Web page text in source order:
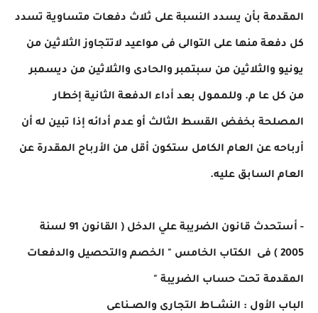
المقدمة بأن يسدد النسبة على ثلاث دفعات متساوية تسدد
كل دفعة منها على التوالى فى مواعيد لاتتجاوز الثلاثين من
يونيو والثلاثين من سبتمبر والحادى والثلاثين من ديسمبر
من كل عا م. وللممول بعد أداء الدفعة الثانية إخطار
المصلحة بخفض القسط الثالث أو عدم أدائه إذا تبين له أن
أرباحه عن العام الكامل ستكون أقل من الأرباح المقدرة عن
العام السابق عليه.
- أستحدث قانون الضريبة علي الدخل ( القانون 91 لسنة
2005 ) فى الكتاب الخامس " الخصم والتحصيل والدفعات
المقدمة تحت حساب الضريبة "
الباب الأول : النشــاط التجارى والصــناعى